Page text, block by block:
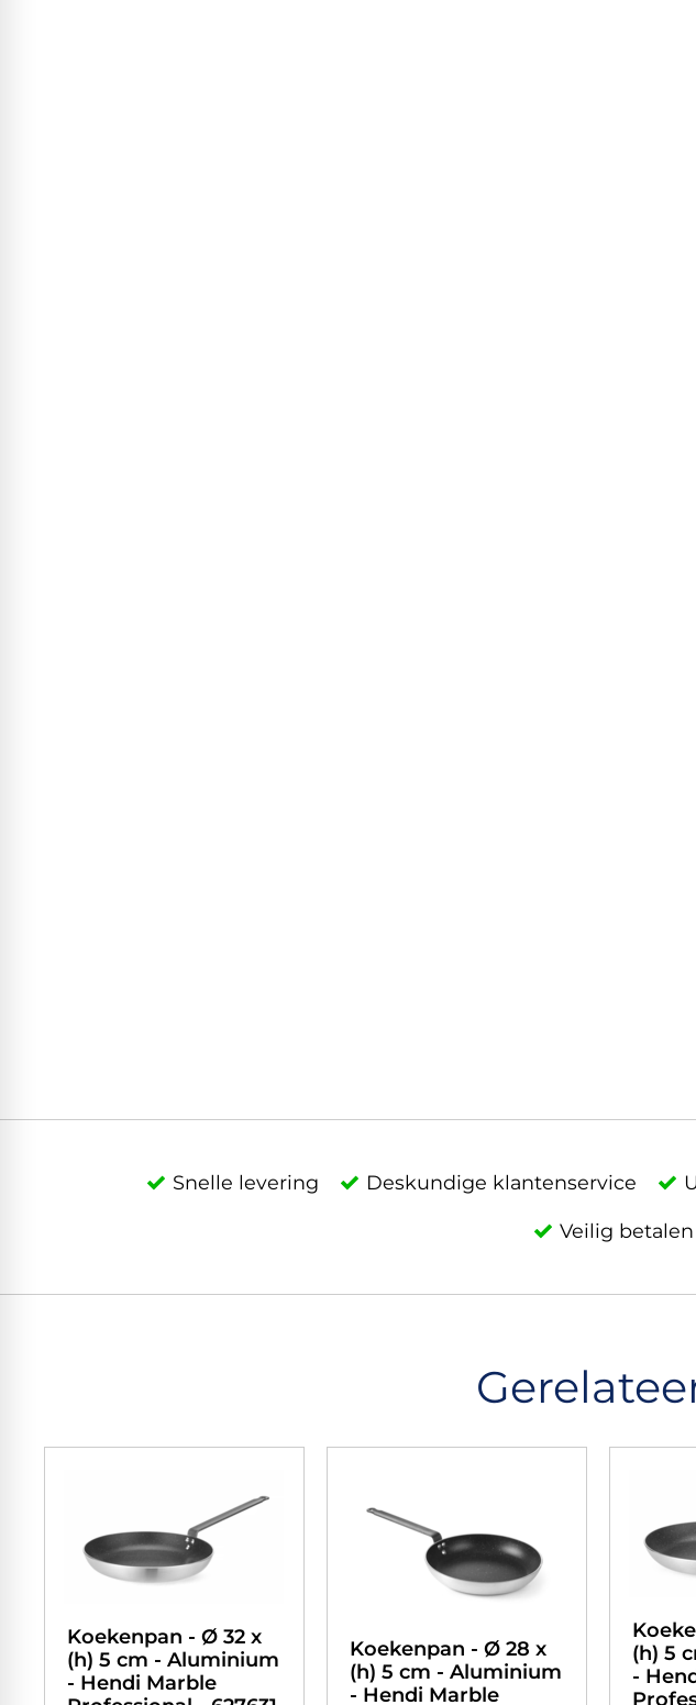
Snelle levering Deskundige klantenservice
Veilig
Koekenpan - Ø 32 x
(h) 5 cm - Aluminium
- Hendi Marble
Koekenpan - Ø 28 x
(h) 5 cm - Aluminium
- Hendi Marble
(h) 5
-